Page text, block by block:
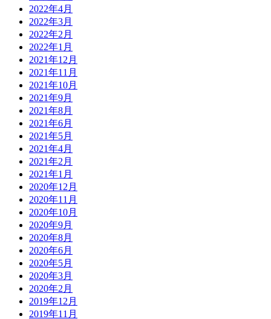
2022年4月
2022年3月
2022年2月
2022年1月
2021年12月
2021年11月
2021年10月
2021年9月
2021年8月
2021年6月
2021年5月
2021年4月
2021年2月
2021年1月
2020年12月
2020年11月
2020年10月
2020年9月
2020年8月
2020年6月
2020年5月
2020年3月
2020年2月
2019年12月
2019年11月